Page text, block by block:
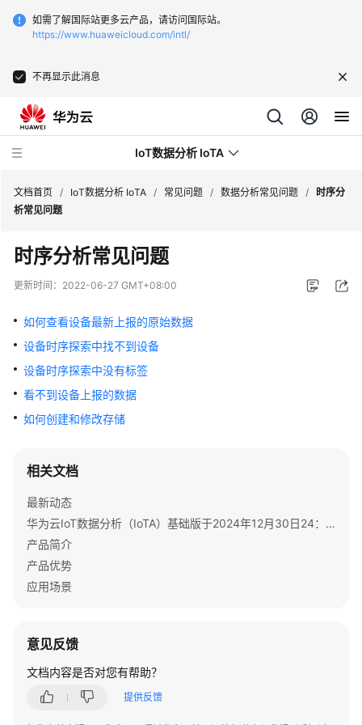
如需了解国际站更多云产品，请访问国际站。
https://www.huaweicloud.com/intl/
不再显示此消息
IoT数据分析 IoTA
最
新
动
务
公
告
产
绍
用
户
指
南
实
API
文档首页 / IoT数据分析 IoTA / 常见问题 / 数据分析常见问题 /
时序分
析常见问题
时序分析常见问题
更新时间： 2022-06-27 GMT+08:00
如何查看设备最新上报的原始数据
设备时序探索中找不到设备
设备时序探索中没有标签
看不到设备上报的数据
如何创建和修改存储
相关文档
最新动态
华为云IoT数据分析（IoTA）基础版于2024年12月30日24：00（北京时间）停售/下线通知
产品简介
产品优势
应用场景
意见反馈
文档内容是否对您有帮助？
提供反馈